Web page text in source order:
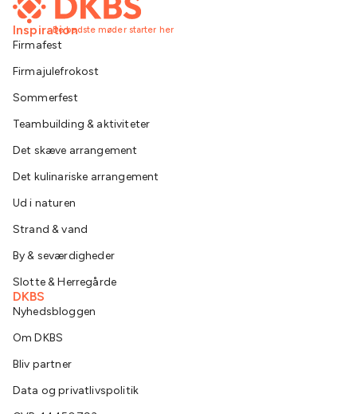
De bedste møder starter her
Inspiration
Firmafest
Firmajulefrokost
Sommerfest
Teambuilding & aktiviteter
Det skæve arrangement
Det kulinariske arrangement
Ud i naturen
Strand & vand
By & seværdigheder
Slotte & Herregårde
DKBS
Nyhedsbloggen
Om DKBS
Bliv partner
Data og privatlivspolitik